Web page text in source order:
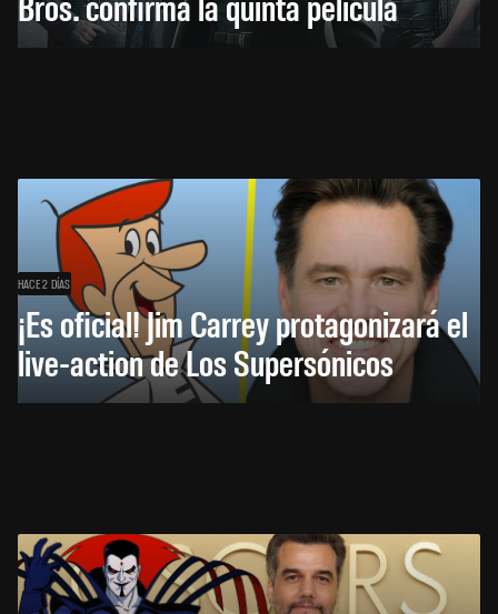
HACE 2 DÍAS
¡Es oficial! Jim Carrey protagonizará el
live-action de Los Supersónicos